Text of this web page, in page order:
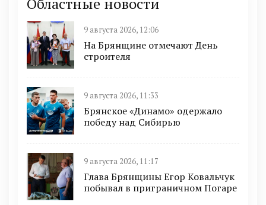
9 августа 2026, 12:06
На Брянщине отмечают День
строителя
9 августа 2026, 11:33
Брянское «Динамо» одержало
победу над Сибирью
9 августа 2026, 11:17
Глава Брянщины Егор Ковальчук
побывал в приграничном Погаре